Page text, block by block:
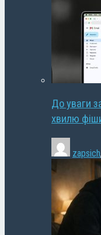
До уваги
хвилю
zapsich,